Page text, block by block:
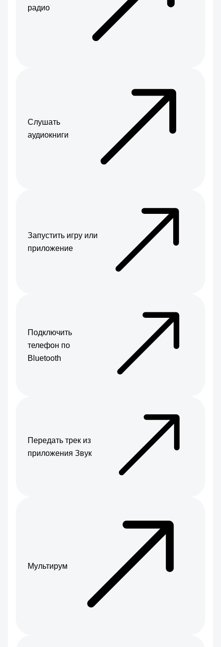
радио
Слушать
аудиокниги
Запустить игру или
приложение
Подключить
телефон по
Bluetooth
Передать трек из
приложения Звук
Мультирум